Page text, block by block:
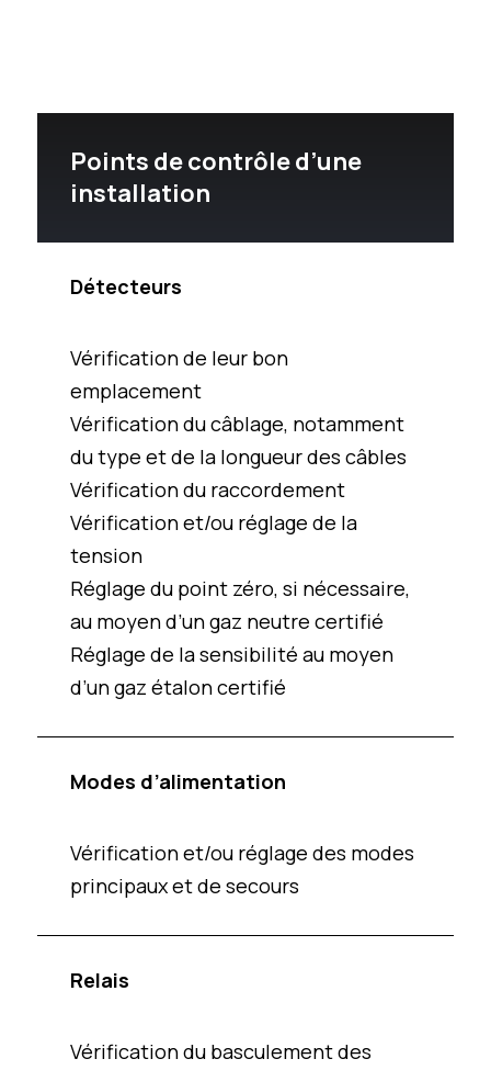
Points de contrôle d’une
installation
Détecteurs
Vérification de leur bon
emplacement
Vérification du câblage, notamment
du type et de la longueur des câbles
Vérification du raccordement
Vérification et/ou réglage de la
tension
Réglage du point zéro, si nécessaire,
au moyen d’un gaz neutre certifié
Réglage de la sensibilité au moyen
d’un gaz étalon certifié
Modes d’alimentation
Vérification et/ou réglage des modes
principaux et de secours
Relais
Vérification du basculement des